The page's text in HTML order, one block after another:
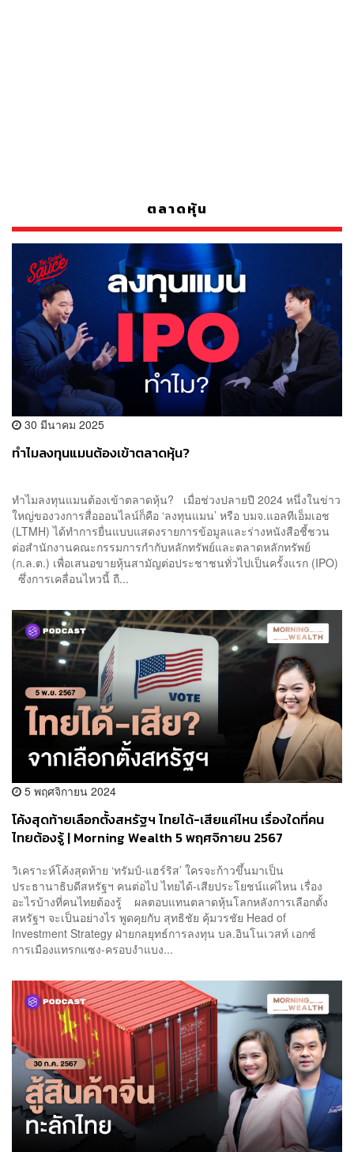
ตลาดหุ้น
30 มีนาคม 2025
ทำไมลงทุนแมนต้องเข้าตลาดหุ้น?
ทำไมลงทุนแมนต้องเข้าตลาดหุ้น? เมื่อช่วงปลายปี 2024 หนึ่งในข่าว
ใหญ่ของวงการสื่อออนไลน์ก็คือ ‘ลงทุนแมน’ หรือ บมจ.แอลทีเอ็มเอช
(LTMH) ได้ทำการยื่นแบบแสดงรายการข้อมูลและร่างหนังสือชี้ชวน
ต่อสำนักงานคณะกรรมการกำกับหลักทรัพย์และตลาดหลักทรัพย์
(ก.ล.ต.) เพื่อเสนอขายหุ้นสามัญต่อประชาชนทั่วไปเป็นครั้งแรก (IPO)
ซึ่งการเคลื่อนไหวนี้ ถื...
5 พฤศจิกายน 2024
โค้งสุดท้ายเลือกตั้งสหรัฐฯ ไทยได้-เสียแค่ไหน เรื่องใดที่คน
ไทยต้องรู้ | Morning Wealth 5 พฤศจิกายน 2567
วิเคราะห์โค้งสุดท้าย ‘ทรัมป์-แฮร์ริส’ ใครจะก้าวขึ้นมาเป็น
ประธานาธิบดีสหรัฐฯ คนต่อไป ไทยได้-เสียประโยชน์แค่ไหน เรื่อง
อะไรบ้างที่คนไทยต้องรู้ ผลตอบแทนตลาดหุ้นโลกหลังการเลือกตั้ง
สหรัฐฯ จะเป็นอย่างไร พูดคุยกับ สุทธิชัย คุ้มวรชัย Head of
Investment Strategy ฝ่ายกลยุทธ์การลงทุน บล.อินโนเวสท์ เอกซ์
การเมืองแทรกแซง-ครอบงำแบง...